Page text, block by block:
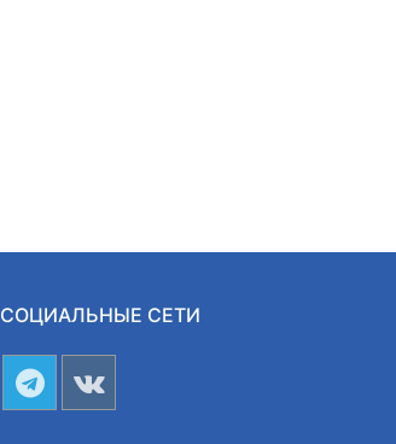
СОЦИАЛЬНЫЕ СЕТИ